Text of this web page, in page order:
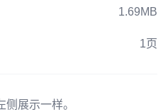
1.69MB
1页
展示一样。